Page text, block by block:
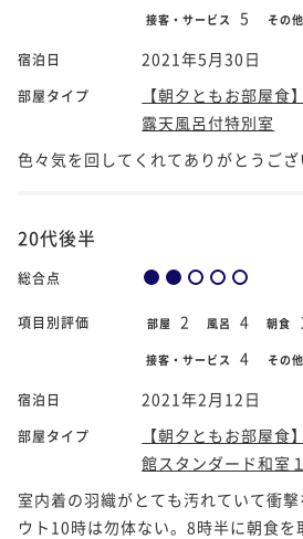
接客・サービス 5 その
宿泊日 2021年5月30日
部屋タイプ
【朝夕ともお部屋食
露天風呂付特別室
色々気を回してくれてありがとうござ
20代後半
総合点
項目別評価 部屋 2 風呂 4 朝食
接客・サービス 4 その
宿泊日 2021年2月12日
部屋タイプ
【朝夕ともお部屋
館スタンダード和室
室内着の羽織がとても汚れていて衝
ウト10時は勿体ない。8時半に朝食を